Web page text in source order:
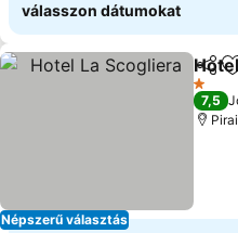
válasszon dátumokat
Népszerű választás
1
7,5